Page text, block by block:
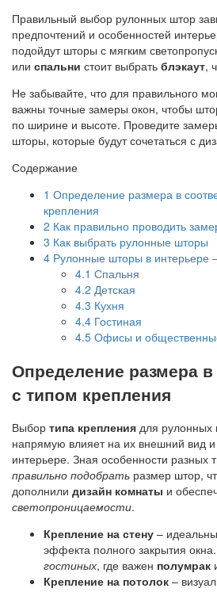
Правильный выбор рулонных штор
предпочтений и особенностей
подойдут шторы с мягким
или спальни стоит выбрать блэкаут,
Не забывайте, что для правильного
важны точные замеры окон, чтобы
по ширине и высоте. Проведите
шторы, которые будут сочетаться с
Содержание
1 Определение размера в
крепления
2 Как правильно проводить
3 Как выбрать рулонные шторы
4 Рулонные шторы в интерьере
4.1 Спальня
4.2 Детская
4.3 Кухня
4.4 Гостиная
4.5 Офисы и
Определение размера в
с типом крепления
Выбор типа крепления для
напрямую влияет на их внешний вид
интерьере. Зная особенности разных
правильно подобрать размер штор,
дополнили дизайн комнаты и
светопроницаемости.
Крепление на стену –
эффекта полного закрытия
гостиных, где важен полумрак
Крепление на потолок –